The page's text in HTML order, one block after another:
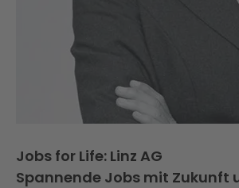
Jobs for Life: Linz AG
Spannende Jobs mit Zukunft